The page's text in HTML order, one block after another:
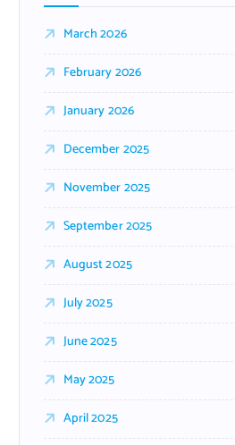
March 2026
February 2026
January 2026
December 2025
November 2025
September 2025
August 2025
July 2025
June 2025
May 2025
April 2025